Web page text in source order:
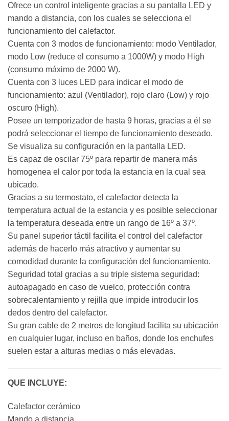
Ofrece un control inteligente gracias a su pantalla LED y
mando a distancia, con los cuales se selecciona el
funcionamiento del calefactor.
Cuenta con 3 modos de funcionamiento: modo Ventilador,
modo Low (reduce el consumo a 1000W) y modo High
(consumo máximo de 2000 W).
Cuenta con 3 luces LED para indicar el modo de
funcionamiento: azul (Ventilador), rojo claro (Low) y rojo
oscuro (High).
Posee un temporizador de hasta 9 horas, gracias a él se
podrá seleccionar el tiempo de funcionamiento deseado.
Se visualiza su configuración en la pantalla LED.
Es capaz de oscilar 75º para repartir de manera más
homogenea el calor por toda la estancia en la cual sea
ubicado.
Gracias a su termostato, el calefactor detecta la
temperatura actual de la estancia y es posible seleccionar
la temperatura deseada entre un rango de 16º a 37º.
Su panel superior táctil facilita el control del calefactor
además de hacerlo más atractivo y aumentar su
comodidad durante la configuración del funcionamiento.
Seguridad total gracias a su triple sistema seguridad:
autoapagado en caso de vuelco, protección contra
sobrecalentamiento y rejilla que impide introducir los
dedos dentro del calefactor.
Su gran cable de 2 metros de longitud facilita su ubicación
en cualquier lugar, incluso en baños, donde los enchufes
suelen estar a alturas medias o más elevadas.
QUE INCLUYE:
Calefactor cerámico
Mando a distancia